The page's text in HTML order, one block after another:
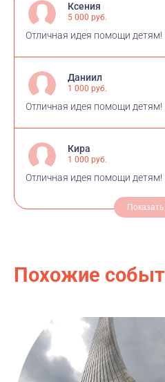
Ксения
5 000 руб.
Отличная идея помощи детям!
Даниил
1 000 руб.
Отличная идея помощи детям!
Кира
1 000 руб.
Отличная идея помощи детям!
Похожие